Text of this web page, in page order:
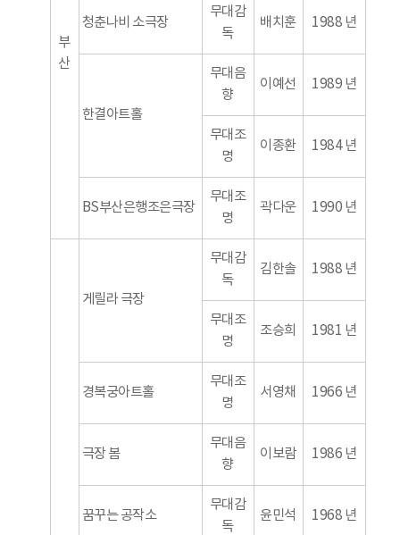
부
산
청춘나비 소극장
무대감
독
배치훈 1988 년
한결아트홀
무대음
향
이예선 1989 년
무대조
명
이종환 1984 년
BS부산은행조은극장
무대조
명
곽다운 1990 년
게릴라 극장
무대감
독
김한솔 1988 년
무대조
명
조승희 1981 년
경복궁아트홀
무대조
명
서영채 1966 년
극장 봄
무대음
향
이보람 1986 년
꿈꾸는 공작소
무대감
독
윤민석 1968 년